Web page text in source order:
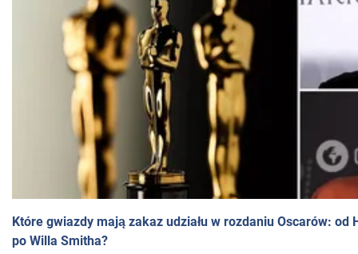
Które gwiazdy mają zakaz udziału w rozdaniu Oscarów: od
po Willa Smitha?